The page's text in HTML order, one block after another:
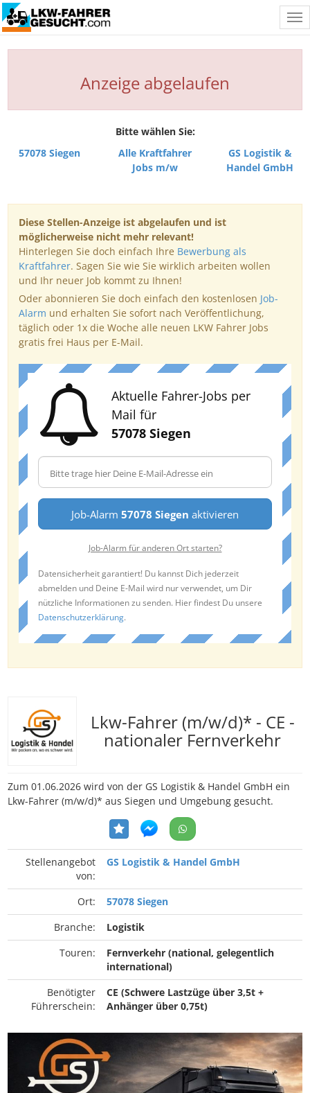
Anzeige abgelaufen
Bitte wählen Sie:
57078 Siegen
Alle Kraftfahrer
Jobs m/w
GS Logistik &
Handel GmbH
Diese Stellen-Anzeige ist abgelaufen und ist
möglicherweise nicht mehr relevant!
Hinterlegen Sie doch einfach Ihre Bewerbung als
Kraftfahrer. Sagen Sie wie Sie wirklich arbeiten wollen
und Ihr neuer Job kommt zu Ihnen!
Oder abonnieren Sie doch einfach den kostenlosen Job-
Alarm und erhalten Sie sofort nach Veröffentlichung,
täglich oder 1x die Woche alle neuen LKW Fahrer Jobs
gratis frei Haus per E-Mail.
Aktuelle Fahrer-Jobs per
Mail für
57078 Siegen
Job-Alarm 57078 Siegen aktivieren
Job-Alarm für anderen Ort starten?
Datensicherheit garantiert! Du kannst Dich jederzeit
abmelden und Deine E-Mail wird nur verwendet, um Dir
nützliche Informationen zu senden. Hier findest Du unsere
Datenschutzerklärung.
Lkw-Fahrer (m/w/d)* - CE -
nationaler Fernverkehr
Zum 01.06.2026 wird von der GS Logistik & Handel GmbH ein
Lkw-Fahrer (m/w/d)* aus Siegen und Umgebung gesucht.
Stellenangebot
von:
GS Logistik & Handel GmbH
Ort:
57078 Siegen
Branche:
Logistik
Touren:
Fernverkehr (national, gelegentlich
international)
Benötigter
Führerschein:
CE (Schwere Lastzüge über 3,5t +
Anhänger über 0,75t)